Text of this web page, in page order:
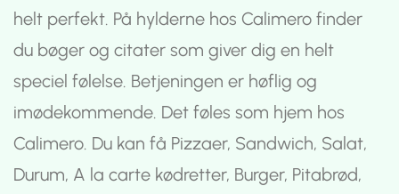
helt perfekt. På hylderne hos Calimero finder
du bøger og citater som giver dig en helt
speciel følelse. Betjeningen er høflig og
imødekommende. Det føles som hjem hos
Calimero. Du kan få Pizzaer, Sandwich, Salat,
Durum, A la carte kødretter, Burger, Pitabrød,